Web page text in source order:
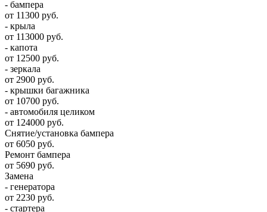
- бампера
от 11300 руб.
- крыла
от 113000 руб.
- капота
от 12500 руб.
- зеркала
от 2900 руб.
- крышки багажника
от 10700 руб.
- автомобиля целиком
от 124000 руб.
Снятие/установка бампера
от 6050 руб.
Ремонт бампера
от 5690 руб.
Замена
- генератора
от 2230 руб.
- стартера